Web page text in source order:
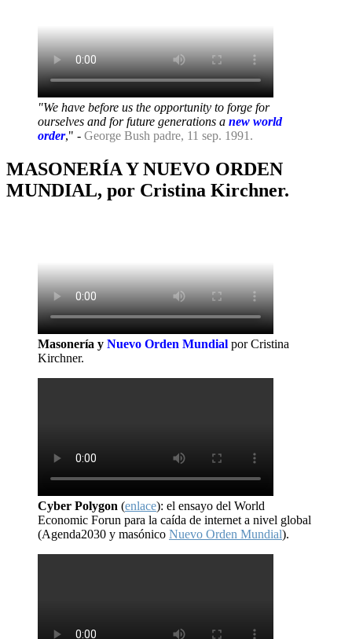
"We have before us the opportunity to forge for
ourselves and for future generations a new world
order," - George Bush padre, 11 sep. 1991.
MASONERÍA Y NUEVO ORDEN
MUNDIAL, por Cristina Kirchner.
Masonería y Nuevo Orden Mundial por Cristina
Kirchner.
Cyber Polygon (enlace): el ensayo del World
Economic Forun para la caída de internet a nivel global
(Agenda2030 y masónico Nuevo Orden Mundial).